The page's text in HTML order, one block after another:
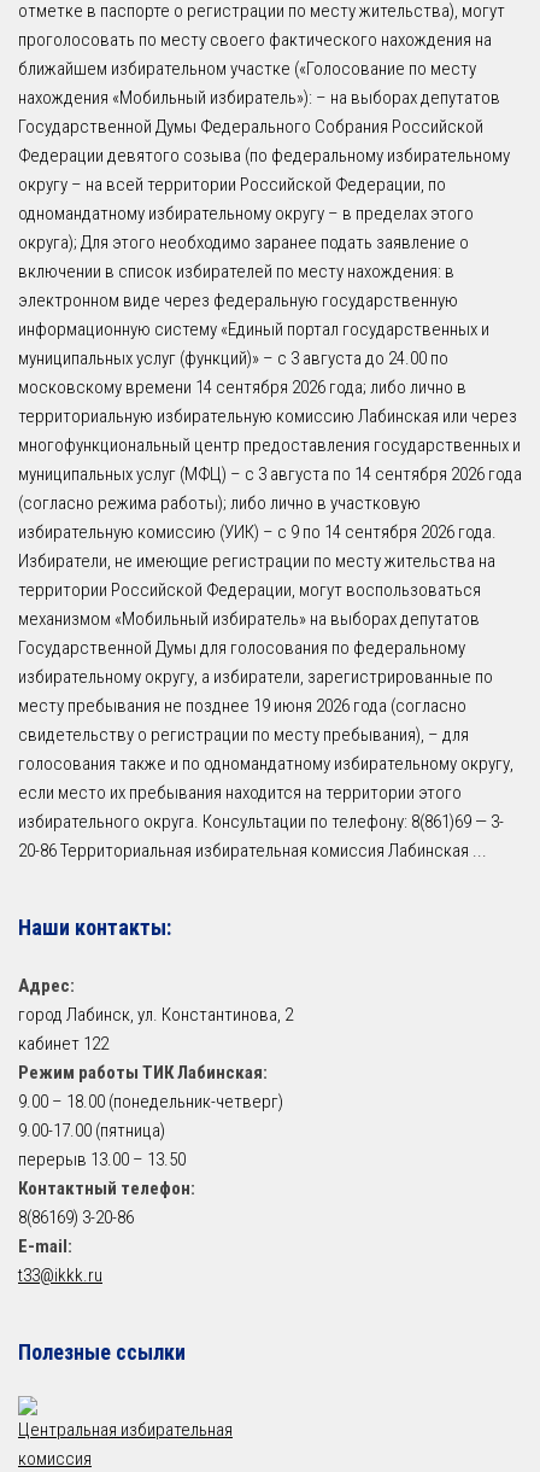
отметке в паспорте о регистрации по месту жительства), могут
проголосовать по месту своего фактического нахождения на
ближайшем избирательном участке («Голосование по месту
нахождения «Мобильный избиратель»): – на выборах депутатов
Государственной Думы Федерального Собрания Российской
Федерации девятого созыва (по федеральному избирательному
округу – на всей территории Российской Федерации, по
одномандатному избирательному округу – в пределах этого
округа); Для этого необходимо заранее подать заявление о
включении в список избирателей по месту нахождения: в
электронном виде через федеральную государственную
информационную систему «Единый портал государственных и
муниципальных услуг (функций)» – с 3 августа до 24.00 по
московскому времени 14 сентября 2026 года; либо лично в
территориальную избирательную комиссию Лабинская или через
многофункциональный центр предоставления государственных и
муниципальных услуг (МФЦ) – с 3 августа по 14 сентября 2026 года
(согласно режима работы); либо лично в участковую
избирательную комиссию (УИК) – с 9 по 14 сентября 2026 года.
Избиратели, не имеющие регистрации по месту жительства на
территории Российской Федерации, могут воспользоваться
механизмом «Мобильный избиратель» на выборах депутатов
Государственной Думы для голосования по федеральному
избирательному округу, а избиратели, зарегистрированные по
месту пребывания не позднее 19 июня 2026 года (согласно
свидетельству о регистрации по месту пребывания), – для
голосования также и по одномандатному избирательному округу,
если место их пребывания находится на территории этого
избирательного округа. Консультации по телефону: 8(861)69 — 3-
20-86 Территориальная избирательная комиссия Лабинская ...
Наши контакты:
Адрес:
город Лабинск, ул. Константинова, 2
кабинет 122
Режим работы ТИК Лабинская:
9.00 – 18.00 (понедельник-четверг)
9.00-17.00 (пятница)
перерыв 13.00 – 13.50
Контактный телефон:
8(86169) 3-20-86
E-mail:
t33@ikkk.ru
Полезные ссылки
Центральная избирательная
комиссия